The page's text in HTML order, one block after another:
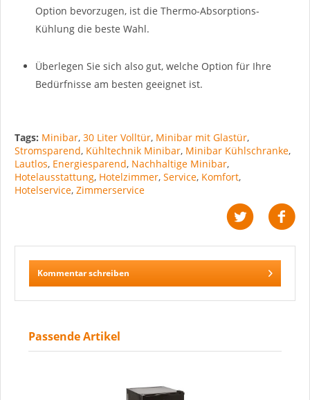
Option bevorzugen, ist die Thermo-Absorptions-
Kühlung die beste Wahl.
Überlegen Sie sich also gut, welche Option für Ihre
Bedürfnisse am besten geeignet ist.
Tags: Minibar, 30 Liter Volltür, Minibar mit Glastür,
Stromsparend, Kühltechnik Minibar, Minibar Kühlschranke,
Lautlos, Energiesparend, Nachhaltige Minibar,
Hotelausstattung, Hotelzimmer, Service, Komfort,
Hotelservice, Zimmerservice
Kommentar schreiben
Passende Artikel